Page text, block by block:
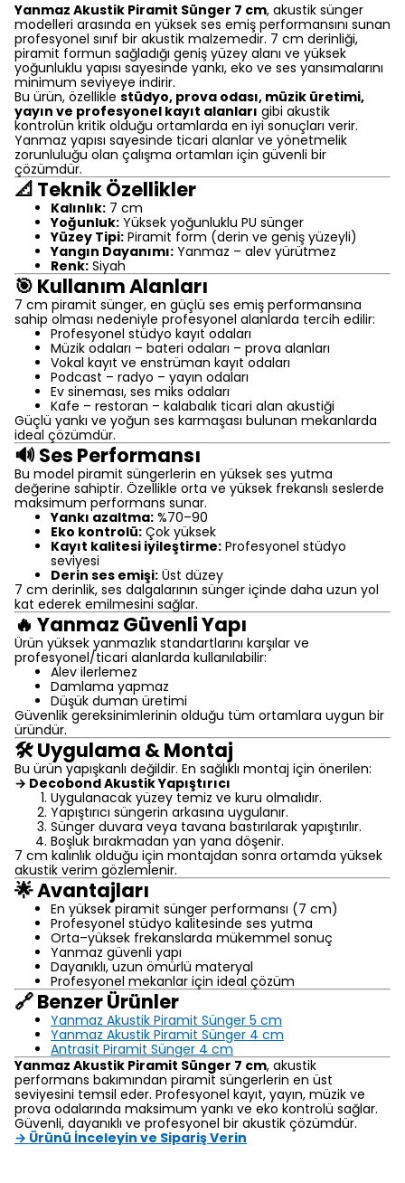
Yanmaz Akustik Piramit Sünger 7 cm, akustik sünger
modelleri arasında en yüksek ses emiş performansını sunan
profesyonel sınıf bir akustik malzemedir. 7 cm derinliği,
piramit formun sağladığı geniş yüzey alanı ve yüksek
yoğunluklu yapısı sayesinde yankı, eko ve ses yansımalarını
minimum seviyeye indirir.
Bu ürün, özellikle stüdyo, prova odası, müzik üretimi,
yayın ve profesyonel kayıt alanları gibi akustik
kontrolün kritik olduğu ortamlarda en iyi sonuçları verir.
Yanmaz yapısı sayesinde ticari alanlar ve yönetmelik
zorunluluğu olan çalışma ortamları için güvenli bir
çözümdür.
📐 Teknik Özellikler
Kalınlık: 7 cm
Yoğunluk: Yüksek yoğunluklu PU sünger
Yüzey Tipi: Piramit form (derin ve geniş yüzeyli)
Yangın Dayanımı: Yanmaz – alev yürütmez
Renk: Siyah
🎯 Kullanım Alanları
7 cm piramit sünger, en güçlü ses emiş performansına
sahip olması nedeniyle profesyonel alanlarda tercih edilir:
Profesyonel stüdyo kayıt odaları
Müzik odaları – bateri odaları – prova alanları
Vokal kayıt ve enstrüman kayıt odaları
Podcast – radyo – yayın odaları
Ev sineması, ses miks odaları
Kafe – restoran – kalabalık ticari alan akustiği
Güçlü yankı ve yoğun ses karmaşası bulunan mekanlarda
ideal çözümdür.
🔊 Ses Performansı
Bu model piramit süngerlerin en yüksek ses yutma
değerine sahiptir. Özellikle orta ve yüksek frekanslı seslerde
maksimum performans sunar.
Yankı azaltma: %70–90
Eko kontrolü: Çok yüksek
Kayıt kalitesi iyileştirme: Profesyonel stüdyo
seviyesi
Derin ses emişi: Üst düzey
7 cm derinlik, ses dalgalarının sünger içinde daha uzun yol
kat ederek emilmesini sağlar.
🔥 Yanmaz Güvenli Yapı
Ürün yüksek yanmazlık standartlarını karşılar ve
profesyonel/ticari alanlarda kullanılabilir:
Alev ilerlemez
Damlama yapmaz
Düşük duman üretimi
Güvenlik gereksinimlerinin olduğu tüm ortamlara uygun bir
üründür.
🛠️ Uygulama & Montaj
Bu ürün yapışkanlı değildir. En sağlıklı montaj için önerilen:
→ Decobond Akustik Yapıştırıcı
Uygulanacak yüzey temiz ve kuru olmalıdır.
Yapıştırıcı süngerin arkasına uygulanır.
Sünger duvara veya tavana bastırılarak yapıştırılır.
Boşluk bırakmadan yan yana döşenir.
7 cm kalınlık olduğu için montajdan sonra ortamda yüksek
akustik verim gözlemlenir.
🌟 Avantajları
En yüksek piramit sünger performansı (7 cm)
Profesyonel stüdyo kalitesinde ses yutma
Orta–yüksek frekanslarda mükemmel sonuç
Yanmaz güvenli yapı
Dayanıklı, uzun ömürlü materyal
Profesyonel mekanlar için ideal çözüm
🔗 Benzer Ürünler
Yanmaz Akustik Piramit Sünger 5 cm
Yanmaz Akustik Piramit Sünger 4 cm
Antrasit Piramit Sünger 4 cm
Yanmaz Akustik Piramit Sünger 7 cm, akustik
performans bakımından piramit süngerlerin en üst
seviyesini temsil eder. Profesyonel kayıt, yayın, müzik ve
prova odalarında maksimum yankı ve eko kontrolü sağlar.
Güvenli, dayanıklı ve profesyonel bir akustik çözümdür.
→ Ürünü İnceleyin ve Sipariş Verin